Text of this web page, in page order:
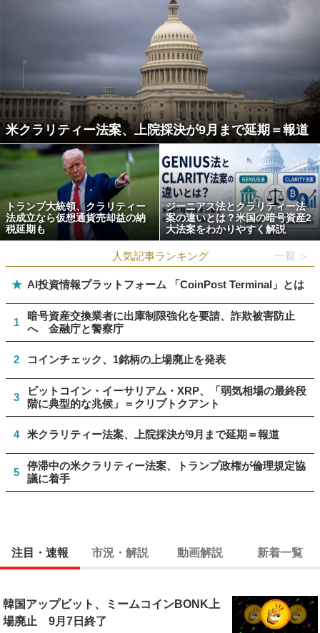
米クラリティー法案、上院採決が9月まで延期＝報道
トランプ大統領、クラリティー
法成立なら仮想通貨売却益の納
税延期も
ジーニアス法とクラリティー法
案の違いとは？米国の暗号資産2
大法案をわかりやすく解説
人気記事ランキング 一覧 ＞
★ AI投資情報プラットフォーム 「CoinPost Terminal」とは
1
暗号資産交換業者に出庫制限強化を要請、詐欺被害防止
へ 金融庁と警察庁
2 コインチェック、1銘柄の上場廃止を発表
3
ビットコイン・イーサリアム・XRP、「弱気相場の最終段
階に典型的な兆候」＝クリプトクアント
4 米クラリティー法案、上院採決が9月まで延期＝報道
5
停滞中の米クラリティー法案、トランプ政権が倫理規定協
議に着手
注目・速報 市況・解説 動画解説 新着一覧
韓国アップビット、ミームコインBONK上
場廃止 9月7日終了